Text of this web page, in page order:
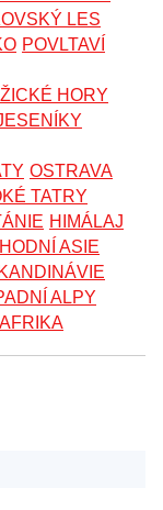
LES
POVLTAVÍ
HORY
OSTRAVA
TATRY
HIMÁLAJ
ASIE
ALPY
AFRIKA